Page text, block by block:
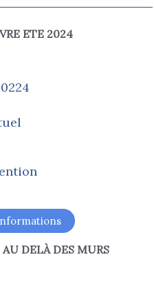
ETE 2024
DELÀ DES MURS